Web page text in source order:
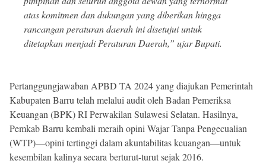
atas komitmen dan dukungan yang diberikan hingga
rancangan peraturan daerah ini disetujui untuk
ditetapkan menjadi Peraturan Daerah,” ujar Bupati.
Pertanggungjawaban APBD TA 2024 yang diajukan Pemerintah
Kabupaten Barru telah melalui audit oleh Badan Pemeriksa
Keuangan (BPK) RI Perwakilan Sulawesi Selatan. Hasilnya,
Pemkab Barru kembali meraih opini Wajar Tanpa Pengecualian
(WTP)—opini tertinggi dalam akuntabilitas keuangan—untuk
kesembilan kalinya secara berturut-turut sejak 2016.